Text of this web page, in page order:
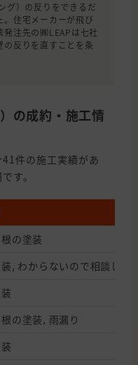
グ）の反りをできるだ
。住宅メーカーが飛び
注先の㈱LEAPは七社
反りを直すことを条
の成約・施工情
件の施工実績があ
す。
の塗装
, わからないので相談した
の塗装, 雨漏り